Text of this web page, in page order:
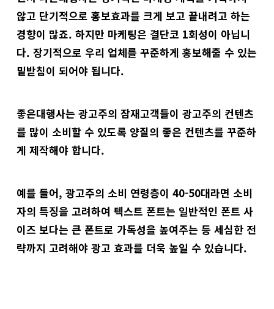
않고 단기적으로 홍보효과를 크게 보고 끝내려고 하는
경향이 많죠. 하지만 마케팅은 결단코 1회성이 아닙니
다. 장기적으로 우리 업체를 꾸준하게 홍보해줄 수 있는
밑받침이 되어야 됩니다.
좋은대행사는 광고주의 잠재고객들이 광고주의 컨텐츠
를 많이 소비할 수 있도록 양질의 좋은 컨텐츠를 꾸준하
게 제작해야 합니다.
예를 들어, 광고주의 소비 연령층이 40-50대라면 소비
자의 특징을 고려하여 텍스트 폰트는 일반적인 폰트 사
이즈 보다는 큰 폰트로 가독성을 높여주는 등 세심한 전
략까지 고려해야 광고 효과를 더욱 높일 수 있습니다.